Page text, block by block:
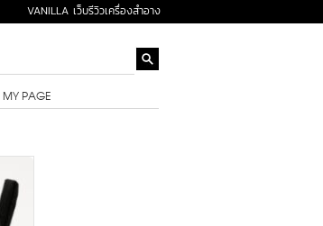
VANILLA เว็บรีวิวเครื่องสำอาง
MY PAGE